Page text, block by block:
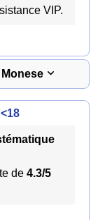
VIP.
de 4.3/5